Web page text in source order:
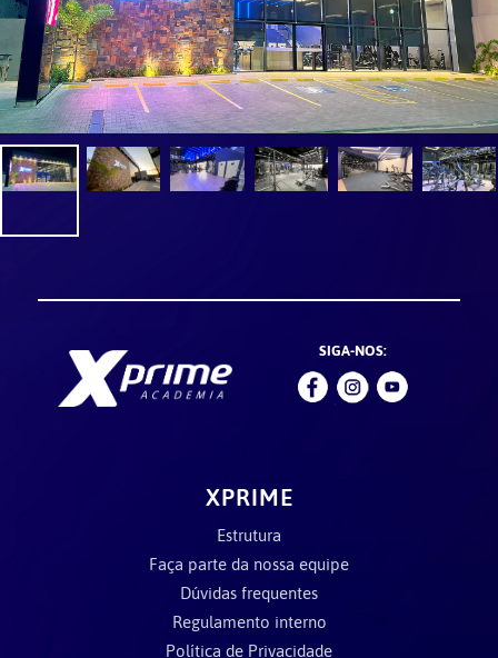
SIGA-NOS:
XPRIME
Estrutura
Faça parte da nossa equipe
Dúvidas frequentes
Regulamento interno
Política de Privacidade